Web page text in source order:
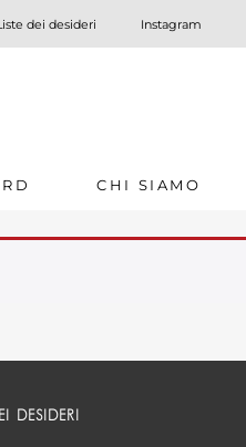
dei desideri Instagram
CHI SIAMO
DESIDERI